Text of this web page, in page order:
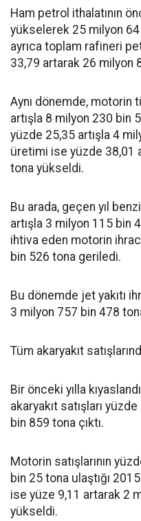
Ham petrol ithalatının
yükselerek 25 milyon 64
ayrıca toplam rafineri
33,79 artarak 26 milyon
Aynı dönemde, motorin
artışla 8 milyon 230 bin
yüzde 25,35 artışla 4
üretimi ise yüzde 38,01
tona yükseldi.
Bu arada, geçen yıl
artışla 3 milyon 115 bin
ihtiva eden motorin
bin 526 tona geriledi.
Bu dönemde jet yakıtı
3 milyon 757 bin 478
Tüm akaryakıt
Bir önceki yılla
akaryakıt satışları
bin 859 tona çıktı.
Motorin satışlarının
bin 25 tona ulaştığı
ise yüze 9,11 artarak 2
yükseldi.